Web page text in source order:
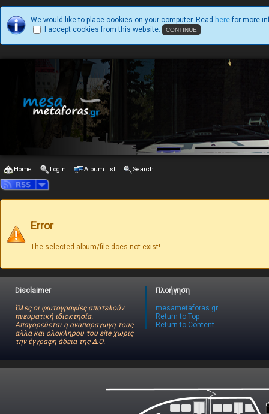
We would like to place cookies on your computer. Read here for more
I accept cookies from this website.
Home Login Album list Search
Error
The selected album/file does not exist!
Disclaimer
Όλες οι φωτογραφίες αποτελούν
πνευματική ιδιοκτησία.
Απαγορεύεται η αναπαραγωγη τους
αλλα και ολοκληρου του site χωρις
την έγγραφη άδεια της Δ.Ο.
Πλοήγηση
mesametaforas.gr
Return to Top
Return to Content